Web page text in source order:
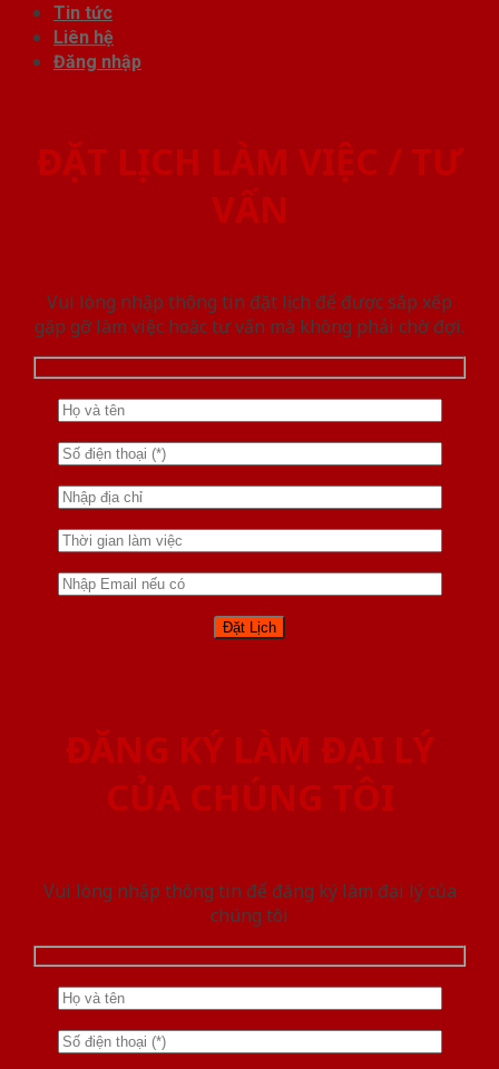
Tin tức
Liên hệ
Đăng nhập
ĐẶT LỊCH LÀM VIỆC / TƯ
VẤN
Vui lòng nhập thông tin đặt lịch để được sắp xếp
gặp gỡ làm việc hoăc tư vấn mà không phải chờ đợi.
ĐĂNG KÝ LÀM ĐẠI LÝ
CỦA CHÚNG TÔI
Vui lòng nhập thông tin để đăng ký làm đại lý của
chúng tôi